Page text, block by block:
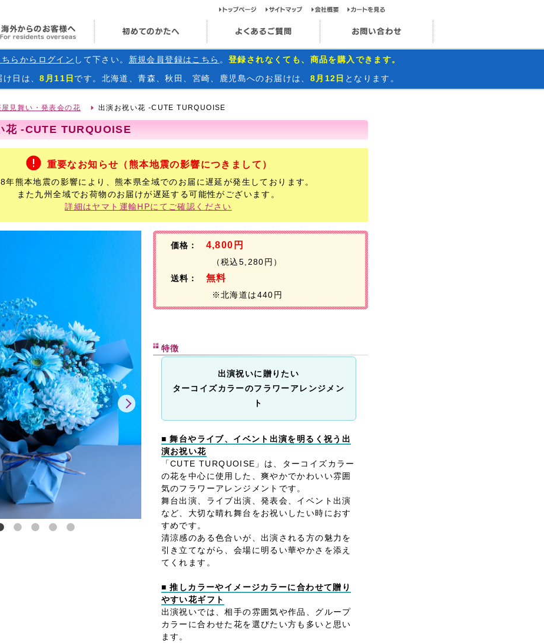
トップページサイトマップ会社概要
お問い合わせ
海外からのお客様へ 初めてのかたへ よくあるご質問 お問い合わせ
ちらからログイン して下さい。 新規会員登録はこちら 。登録されなくても、商品を購入できます。
け日 は、8月11日 です。北海道、青森、秋田、宮崎、鹿児島へのお届けは、 8月12日 となります。
見舞い・発表会の花 出演お祝い花 -CUTE TURQUOISE
花 -CUTE TURQUOISE
重要なお知らせ（熊本地震の影響につきまして）
年熊本地震の影響により、熊本県全域でのお届に遅延が発生しております。
また九州全域でお荷物のお届けが遅延する可能性がございます。
詳細はヤマト運輸HPにてご確認ください
価格： 4,800円
（税込5,280円）
送料：
無料
※北海道は440円
特徴
出演祝いに贈りたい
ターコイズカラーのフラワーアレンジメン
ト
■ 舞台やライブ、イベント出演を明るく祝う出
演お祝い花
「CUTE TURQUOISE」は、ターコイズカラー
の花を中心に使用した、爽やかでかわいい雰囲
気のフラワーアレンジメントです。
舞台出演、ライブ出演、発表会、イベント出演
など、大切な晴れ舞台をお祝いしたい時におす
すめです。
清涼感のある色合いが、出演される方の魅力を
引き立てながら、会場に明るい華やかさを添え
てくれます。
■ 推しカラーやイメージカラーに合わせて贈り
やすい花ギフト
出演祝いでは、相手の雰囲気や作品、グループ
カラーに合わせた花を選びたい方も多いと思い
ます。